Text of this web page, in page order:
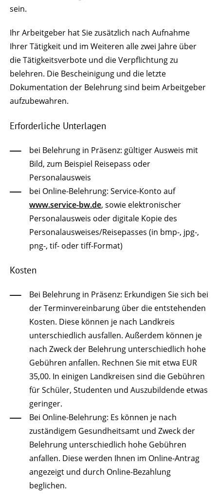
sein.
Ihr Arbeitgeber hat Sie zusätzlich nach Aufnahme
Ihrer Tätigkeit und im Weiteren alle zwei Jahre über
die Tätigkeitsverbote und die Verpflichtung zu
belehren. Die Bescheinigung und die letzte
Dokumentation der Belehrung sind beim Arbeitgeber
aufzubewahren.
Erforderliche Unterlagen
bei Belehrung in Präsenz: gültiger Ausweis mit
Bild, zum Beispiel Reisepass oder
Personalausweis
bei Online-Belehrung: Service-Konto auf
www.service-bw.de, sowie elektronischer
Personalausweis oder digitale Kopie des
Personalausweises/Reisepasses (in bmp-, jpg-,
png-, tif- oder tiff-Format)
Kosten
Bei Belehrung in Präsenz: Erkundigen Sie sich bei
der Terminvereinbarung über die entstehenden
Kosten. Diese können je nach Landkreis
unterschiedlich ausfallen. Außerdem können je
nach Zweck der Belehrung unterschiedlich hohe
Gebühren anfallen. Rechnen Sie mit etwa EUR
35,00. In einigen Landkreisen sind die Gebühren
für Schüler, Studenten und Auszubildende etwas
geringer.
Bei Online-Belehrung: Es können je nach
zuständigem Gesundheitsamt und Zweck der
Belehrung unterschiedlich hohe Gebühren
anfallen. Diese werden Ihnen im Online-Antrag
angezeigt und durch Online-Bezahlung
beglichen.